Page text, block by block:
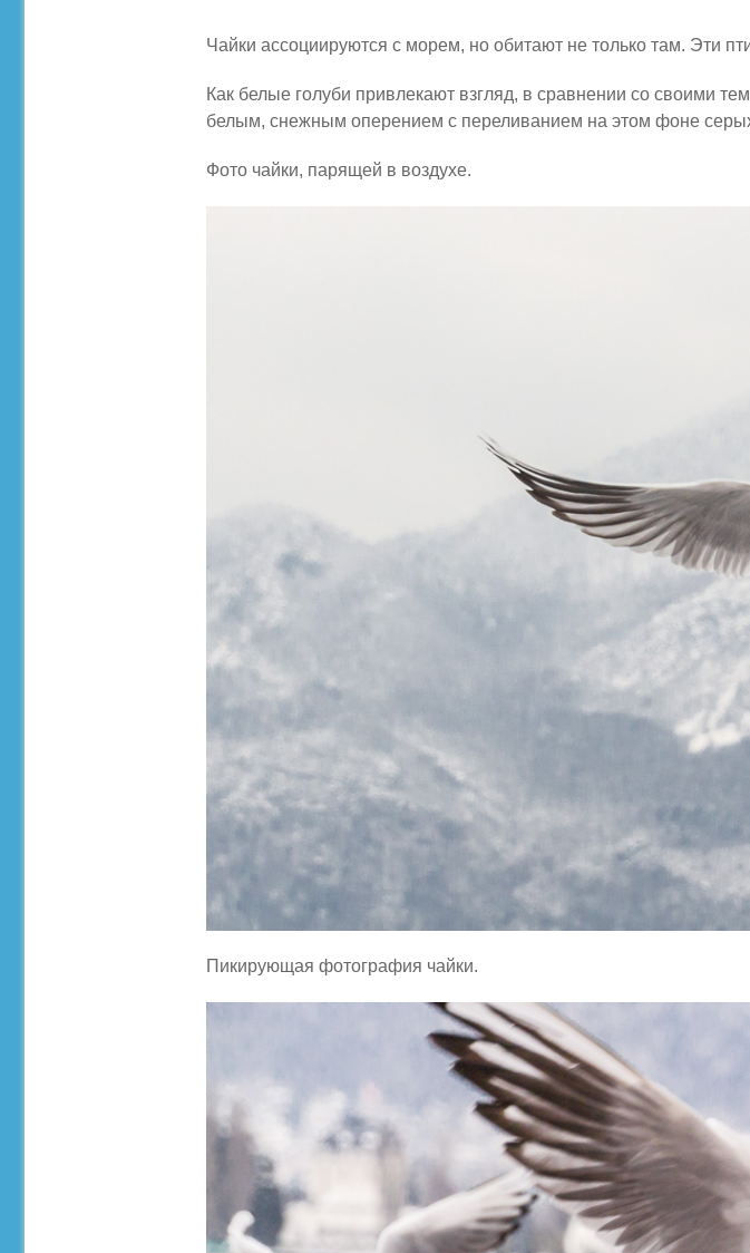
Чайки ассоциируются с морем, но обитают не только там. Эти
Как белые голуби привлекают взгляд, в сравнении со своими
белым, снежным оперением с переливанием на этом фоне
Фото чайки, парящей в воздухе.
Пикирующая фотография чайки.